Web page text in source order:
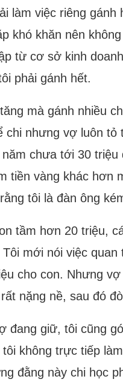
làm việc riêng
khó khăn nên
từ cơ sở kinh
phải gánh hết.
mà gánh nhiều
nhưng vợ luôn
chưa tới 30
tiền vàng khác
tôi là đàn ông
tầm hơn 20 triệu,
mới nói việc
cho con. Nhưng
nặng nề, sau đó
đang giữ, tôi cũng
không trực tiếp
đằng này chi học